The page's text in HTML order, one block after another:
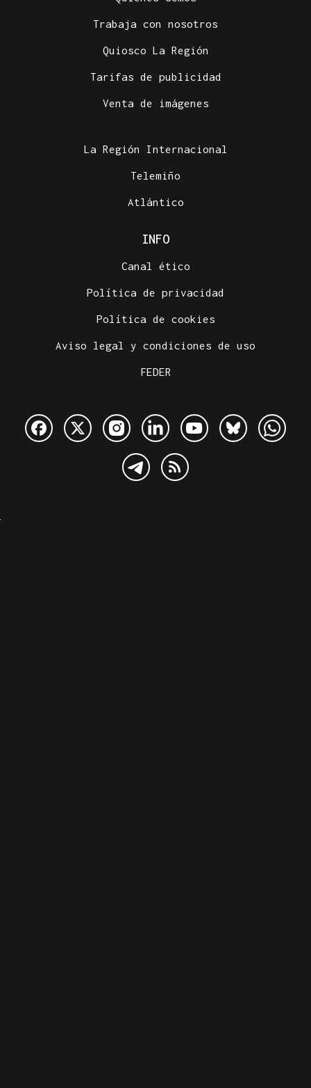
Trabaja con nosotros
Quiosco La Región
Tarifas de publicidad
Venta de imágenes
La Región Internacional
Telemiño
Atlántico
INFO
Canal ético
Política de privacidad
Política de cookies
Aviso legal y condiciones de uso
FEDER